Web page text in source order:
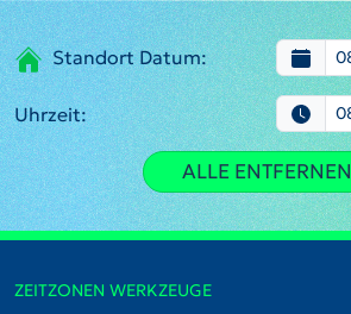
Standort Datum:
Uhrzeit:
ALLE ENTFERNEN
ZEITZONEN WERKZEUGE